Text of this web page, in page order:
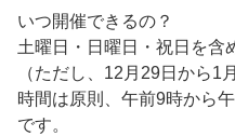
いつ開催できるの？
土曜日・日曜日・祝日を含
（ただし、12月29日から1
時間は原則、午前9時から
です。